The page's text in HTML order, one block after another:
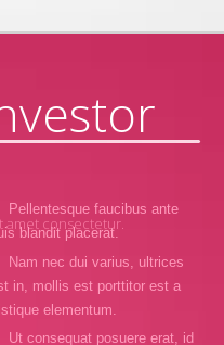
amet consectetur.
Pellentesque faucibus ante
blandit placerat.
Nam nec dui varius, ultrices
in, mollis est porttitor est a
elementum.
Ut consequat posuere erat, id